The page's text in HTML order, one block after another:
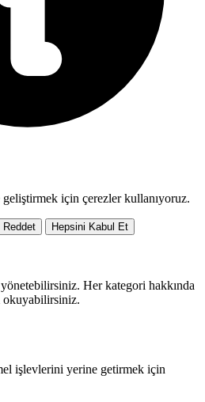
için çerezler kullanıyoruz.
Reddet Hepsini Kabul Et
Her kategori hakkında
okuyabilirsiniz.
işlevlerini yerine getirmek için